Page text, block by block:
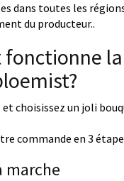
dans toutes les
du producteur..
et choisissez un joli
commande en 3
marche